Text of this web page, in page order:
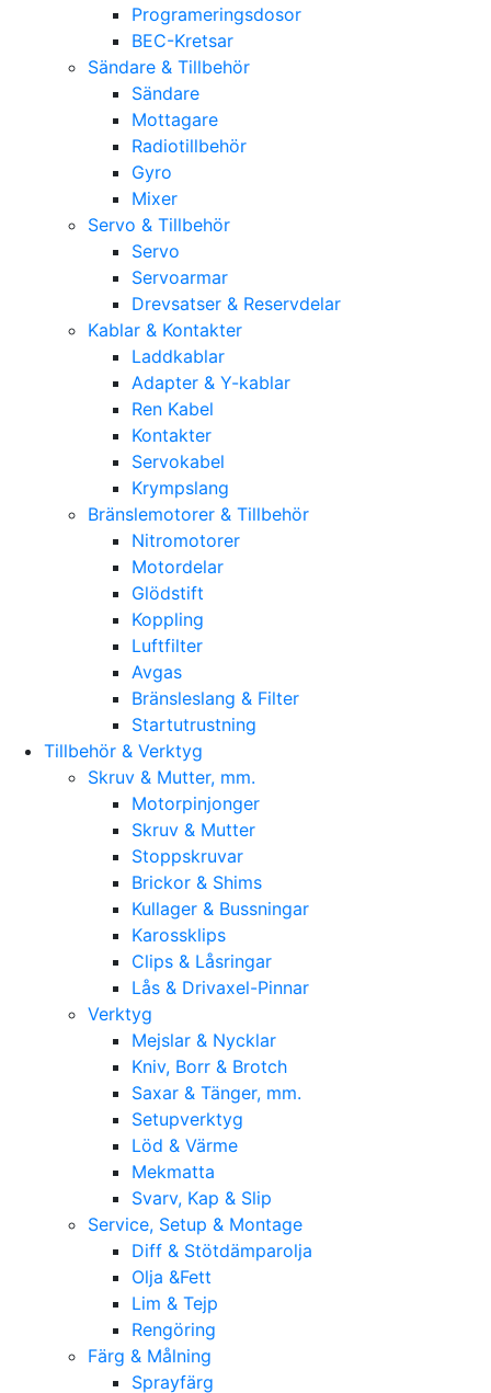
Programeringsdosor
BEC-Kretsar
Sändare & Tillbehör
Sändare
Mottagare
Radiotillbehör
Gyro
Mixer
Servo & Tillbehör
Servo
Servoarmar
Drevsatser & Reservdelar
Kablar & Kontakter
Laddkablar
Adapter & Y-kablar
Ren Kabel
Kontakter
Servokabel
Krympslang
Bränslemotorer & Tillbehör
Nitromotorer
Motordelar
Glödstift
Koppling
Luftfilter
Avgas
Bränsleslang & Filter
Startutrustning
Tillbehör & Verktyg
Skruv & Mutter, mm.
Motorpinjonger
Skruv & Mutter
Stoppskruvar
Brickor & Shims
Kullager & Bussningar
Karossklips
Clips & Låsringar
Lås & Drivaxel-Pinnar
Verktyg
Mejslar & Nycklar
Kniv, Borr & Brotch
Saxar & Tänger, mm.
Setupverktyg
Löd & Värme
Mekmatta
Svarv, Kap & Slip
Service, Setup & Montage
Diff & Stötdämparolja
Olja &Fett
Lim & Tejp
Rengöring
Färg & Målning
Sprayfärg